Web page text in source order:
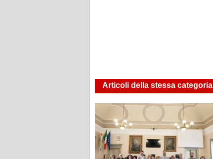
Articoli della stessa categoria